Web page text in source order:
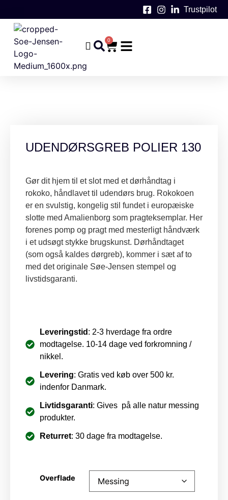
Trustpilot
0
UDENDØRSGREB POLIER 130
Gør dit hjem til et slot med et dørhåndtag i
rokoko, håndlavet til udendørs brug. Rokokoen
er en svulstig, kongelig stil fundet i europæiske
slotte med Amalienborg som pragteksemplar. Her
forenes pomp og pragt med mesterligt håndværk
i et udsøgt stykke brugskunst. Dørhåndtaget
(som også kaldes dørgreb), kommer i sæt af to
med det originale Søe-Jensen stempel og
livstidsgaranti.
Leveringstid : 2-3 hverdage fra ordre
modtagelse. 10-14 dage ved forkromning /
nikkel.
Levering: Gratis ved køb over 500 kr.
indenfor Danmark.
Livtidsgaranti: Gives på alle natur messing
produkter.
Returret: 30 dage fra modtagelse.
Overflade